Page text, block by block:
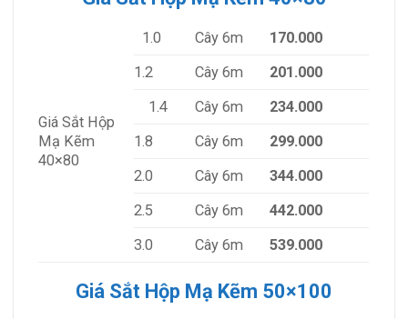
Giá Sắt Hộp
Mạ Kẽm
40×80
1.0 Cây 6m
170.000
1.2
Cây 6m
201.000
1.4
Cây 6m
234.000
1.8
Cây 6m
299.000
2.0
Cây 6m
344.000
2.5
Cây 6m
442.000
3.0
Cây 6m 539.000
Giá Sắt Hộp Mạ Kẽm 50×100